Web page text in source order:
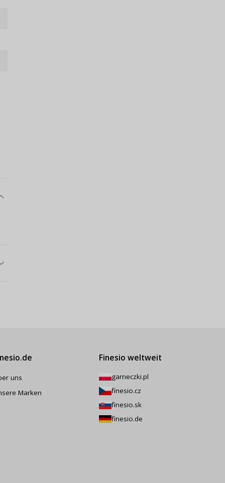
uns
Marken
Finesio weltweit
garneczki.pl
finesio.cz
finesio.sk
finesio.de